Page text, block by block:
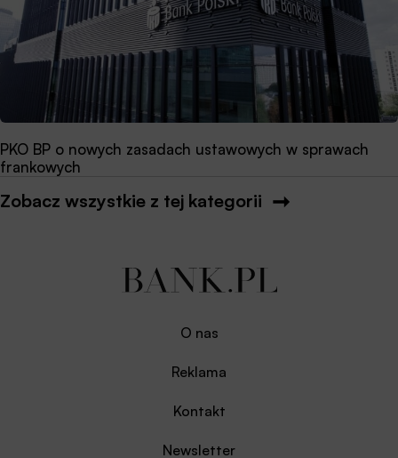
PKO BP o nowych zasadach ustawowych w sprawach
frankowych
Zobacz wszystkie z tej kategorii
O nas
Reklama
Kontakt
Newsletter